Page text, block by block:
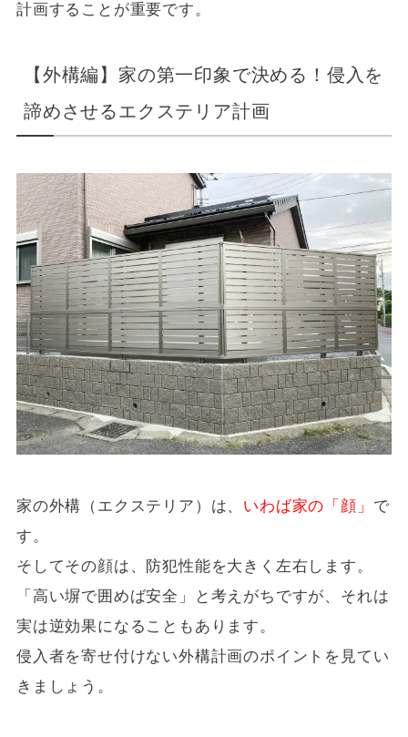
計画することが重要です。
【外構編】家の第一印象で決める！侵入を
諦めさせるエクステリア計画
家の外構（エクステリア）は、 いわば家の「顔」 で
す。
そしてその顔は、防犯性能を大きく左右します。
「高い塀で囲めば安全」と考えがちですが、それは
実は逆効果になることもあります。
侵入者を寄せ付けない外構計画のポイントを見てい
きましょう。